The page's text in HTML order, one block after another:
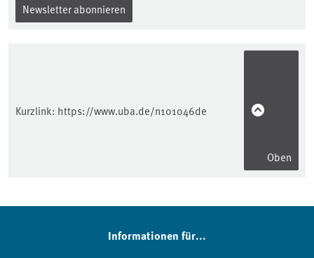
Newsletter abonnieren
Kurzlink: https://www.uba.de/n101046de
Oben
Informationen für...